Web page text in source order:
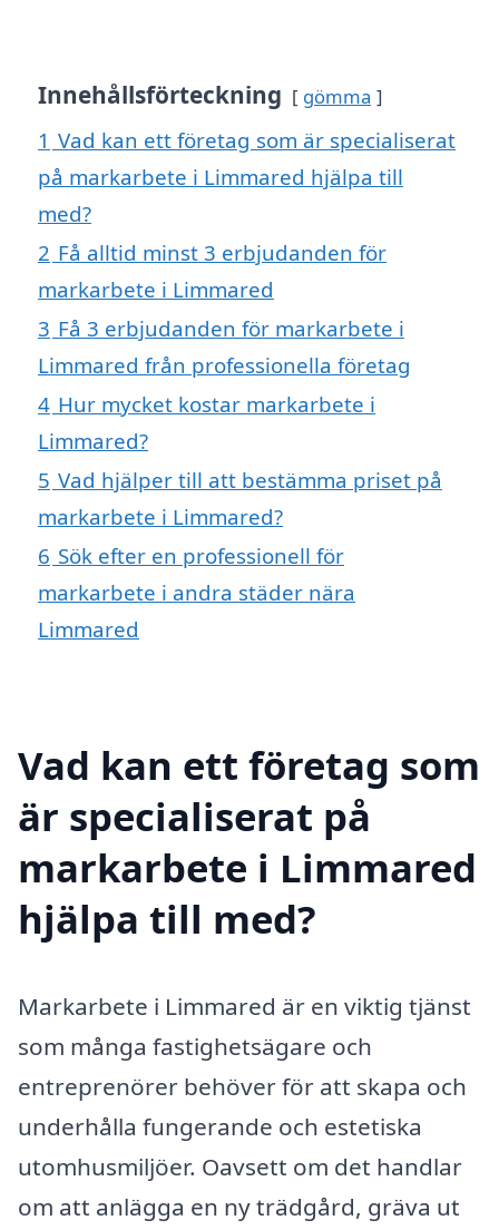
Innehållsförteckning gömma
1 Vad kan ett företag som är specialiserat
på markarbete i Limmared hjälpa till
med?
2 Få alltid minst 3 erbjudanden för
markarbete i Limmared
3 Få 3 erbjudanden för markarbete i
Limmared från professionella företag
4 Hur mycket kostar markarbete i
Limmared?
5 Vad hjälper till att bestämma priset på
markarbete i Limmared?
6 Sök efter en professionell för
markarbete i andra städer nära
Limmared
Vad kan ett företag som
är specialiserat på
markarbete i Limmared
hjälpa till med?
Markarbete i Limmared är en viktig tjänst
som många fastighetsägare och
entreprenörer behöver för att skapa och
underhålla fungerande och estetiska
utomhusmiljöer. Oavsett om det handlar
om att anlägga en ny trädgård, gräva ut